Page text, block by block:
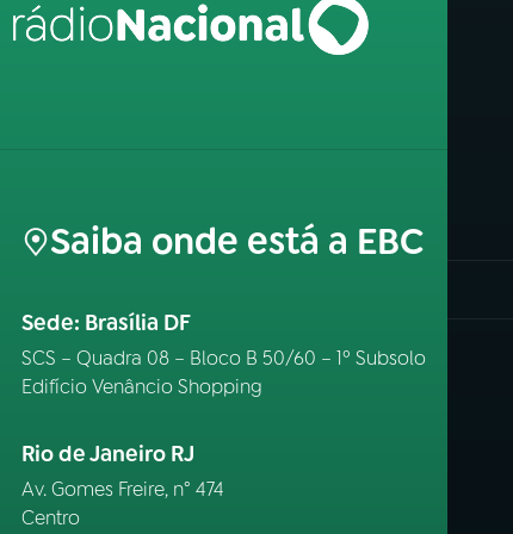
Saiba onde está a EBC
Sede: Brasília DF
SCS – Quadra 08 – Bloco B 50/60 – 1º Subsolo
Edifício Venâncio Shopping
Rio de Janeiro RJ
Av. Gomes Freire, n° 474
Centro